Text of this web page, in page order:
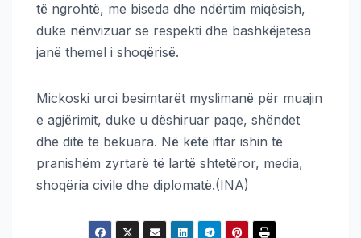
të ngrohtë, me biseda dhe ndërtim miqësish,
duke nënvizuar se respekti dhe bashkëjetesa
janë themel i shoqërisë.
Mickoski uroi besimtarët myslimanë për muajin
e agjërimit, duke u dëshiruar paqe, shëndet
dhe ditë të bekuara. Në këtë iftar ishin të
pranishëm zyrtarë të lartë shtetëror, media,
shoqëria civile dhe diplomatë.(INA)